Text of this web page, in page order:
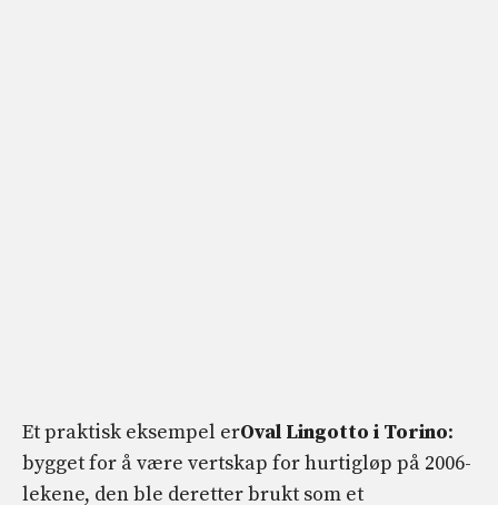
Et praktisk eksempel erOval Lingotto i Torino:
bygget for å være vertskap for hurtigløp på 2006-
lekene, den ble deretter brukt som et